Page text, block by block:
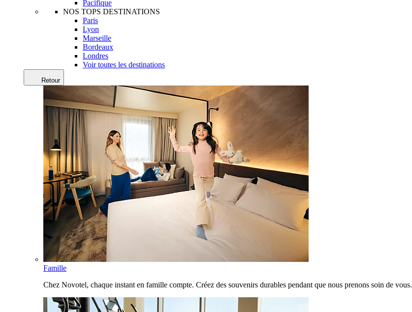
Pacifique
NOS TOPS DESTINATIONS
Paris
Lyon
Marseille
Bordeaux
Londres
Voir toutes les destinations
Retour
Famille
Chez Novotel, chaque instant en famille compte. Créez des souvenirs durables pendant que nous prenons soin de vous.